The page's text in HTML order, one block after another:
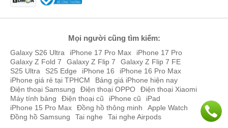
Về trải nghiệm sử dụng, OPPO A6T có thể xử lý tốt các tác vụ cơ
bản như lướt web, xem YouTube, Zalo, Facebook. Chip Rồng 685
vẫn đảm bảo độ mượt mà và ổn định cho các nhu cầu này. OPPO
A6T có thể chơi mượt mà được các tựa game nhẹ nhàng hoặc Liên
Quân Mobile ở mức đồ hoạ cơ bản.
Mọi người cũng tìm kiếm:
Galaxy S26 Ultra iPhone 17 Pro Max
iPhone 17 Pro
Galaxy Z Fold 7
Galaxy Z Flip 7
Galaxy Z Flip 7 FE
S25 Ultra
S25 Edge iPhone 16
iPhone 16 Pro Max
iPhone giá rẻ tại TPHCM
Bảng giá iPhone hiện nay
Điện thoại Samsung
Điện thoại OPPO
Điện thoại Xiaomi
Máy tính bảng
Điện thoại cũ iPhone cũ
iPad
iPhone 15 Pro Max
Đồng hồ thông minh
Apple Watch
Đồng hồ Samsung
Tai nghe Tai nghe Airpods